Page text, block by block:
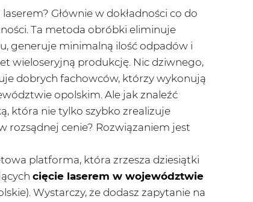
Głównie w dokładności co do
Ta metoda obróbki eliminuje
generuje minimalną ilość odpadów i
wieloseryjną produkcję. Nic dziwnego,
dobrych fachowców, którzy wykonują
opolskim. Ale jak znaleźć
która nie tylko szybko zrealizuje
rozsądnej cenie? Rozwiązaniem jest
platforma, która zrzesza dziesiątki
cięcie laserem w województwie
Wystarczy, że dodasz zapytanie na